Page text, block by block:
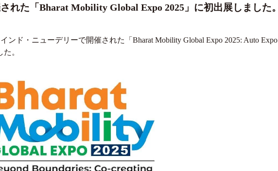
れた「Bharat Mobility Global Expo 2025」に初出展しました。
ンド・ニューデリーで開催された「Bharat Mobility Global Expo 2025: Auto Expo
。